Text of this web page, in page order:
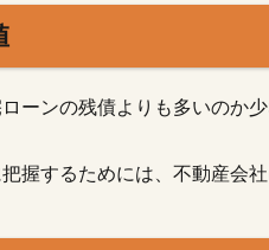
ーンの残債よりも多いのか
握するためには、不動産会